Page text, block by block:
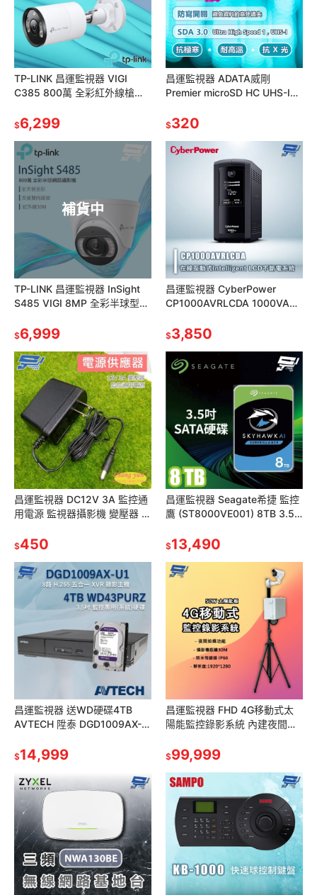
TP-LINK 昌運監視器 VIGI
C385 800萬 全彩紅外線槍型
$6,299
昌運監視器 ADATA威剛
Premier microSD HC UHS-I
路攝影機
$320
補貨中
TP-LINK 昌運監視器 InSight
S485 VIGI 8MP 全彩半球型網
$6,999
昌運監視器 CyberPower
CP1000AVRLCDA 1000VA
統
$3,850
昌運監視器 DC12V 3A 監控通
用電源 監視器攝影機 變壓器 監
$450
昌運監視器 Seagate希捷 監控
鷹 (ST8000VE001) 8TB 3.5
$13,490
昌運監視器 送WD硬碟4TB
AVTECH 陞泰 DGD1009AX-
$14,999
昌運監視器 FHD 4G移動式太
陽能監控錄影系統 內建夜間拍
電洽詢
$99,999